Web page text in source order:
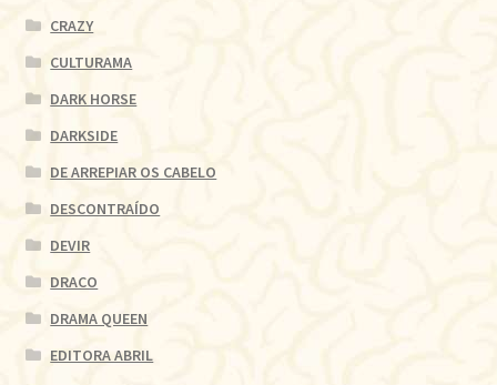
CRAZY
CULTURAMA
DARK HORSE
DARKSIDE
DE ARREPIAR OS CABELO
DESCONTRAÍDO
DEVIR
DRACO
DRAMA QUEEN
EDITORA ABRIL